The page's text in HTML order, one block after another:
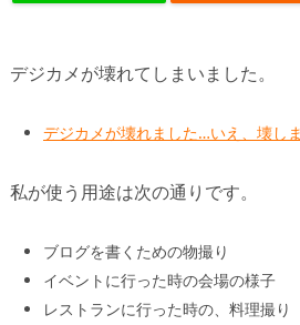
デジカメが壊れてしまいました。
デジカメが壊れました…いえ、壊し
私が使う用途は次の通りです。
ブログを書くための物撮り
イベントに行った時の会場の様子
レストランに行った時の、料理撮り